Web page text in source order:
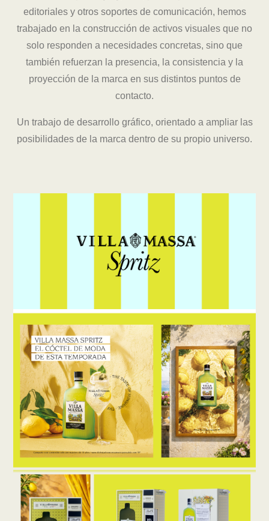
editoriales y otros soportes de comunicación, hemos
trabajado en la construcción de activos visuales que no
solo responden a necesidades concretas, sino que
también refuerzan la presencia, la consistencia y la
proyección de la marca en sus distintos puntos de
contacto.
Un trabajo de desarrollo gráfico, orientado a ampliar las
posibilidades de la marca dentro de su propio universo.